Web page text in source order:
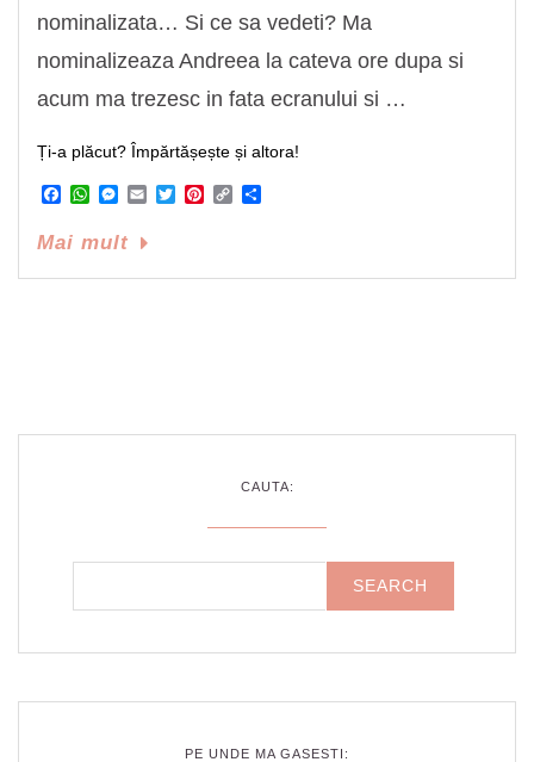
nominalizata… Si ce sa vedeti? Ma
nominalizeaza Andreea la cateva ore dupa si
acum ma trezesc in fata ecranului si …
Ți-a plăcut? Împărtășește și altora!
Facebook
WhatsApp
Messenger
EmailTwitterPinterest
Copy
Mai mult
CAUTA:
PE UNDE MA GASESTI: